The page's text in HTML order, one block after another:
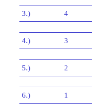
3.) 4
4.) 3
5.) 2
6.) 1